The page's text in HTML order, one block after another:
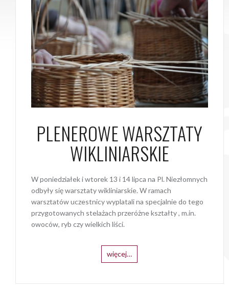
PLENEROWE WARSZTATY
WIKLINIARSKIE
W poniedziałek i wtorek 13 i 14 lipca na Pl. Niezłomnych
odbyły się warsztaty wikliniarskie. W ramach
warsztatów uczestnicy wyplatali na specjalnie do tego
przygotowanych stelażach przeróżne kształty , m.in.
owoców, ryb czy wielkich liści.
więcej…